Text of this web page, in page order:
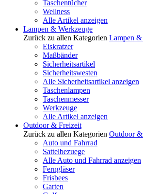
Taschentücher
Wellness
Alle Artikel anzeigen
Lampen & Werkzeuge
Zurück zu allen Kategorien Lampen &
Eiskratzer
Maßbänder
Sicherheitsartikel
Sicherheitswesten
Alle Sicherheitsartikel anzeigen
Taschenlampen
Taschenmesser
Werkzeuge
Alle Artikel anzeigen
Outdoor & Freizeit
Zurück zu allen Kategorien Outdoor
Auto und Fahrrad
Sattelbezuege
Alle Auto und Fahrrad anzeigen
Ferngläser
Frisbees
Garten